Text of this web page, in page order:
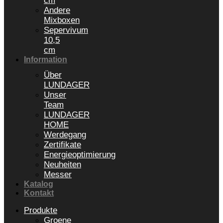
Andere
Mixboxen
Sepervivum
10,5
cm
Information
Über
LUNDAGER
Unser
Team
LUNDAGER
HOME
Werdegang
Zertifikate
Energieoptimierung
Neuheiten
Messer
Katalog
Kontakt
Produkte
Groene